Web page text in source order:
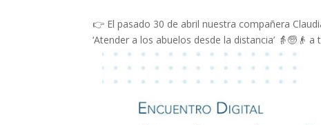
👉 El pasado 30 de abril nuestra compañera
‘Atender a los abuelos desde la distancia’ 👵🧓👴